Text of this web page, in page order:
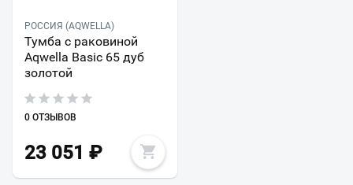
РОССИЯ (AQWELLA)
Тумба с раковиной
Aqwella Basic 65 дуб
золотой
0 ОТЗЫВОВ
23 051 ₽